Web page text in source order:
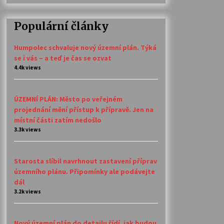
Populární články
Humpolec schvaluje nový územní plán. Týká
se i vás – a teď je čas se ozvat
4.4k views
ÚZEMNÍ PLÁN: Město po veřejném
projednání mění přístup k přípravě. Jen na
místní části zatím nedošlo
3.3k views
Starosta slíbil navrhnout zastavení příprav
územního plánu. Připomínky ale podávejte
dál
3.2k views